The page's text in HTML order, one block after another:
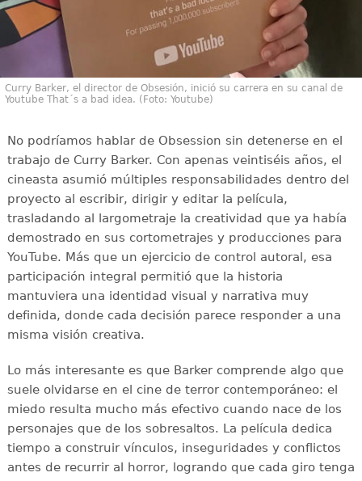
Curry Barker, el director de Obsesión, inició su carrera en su canal de
Youtube That´s a bad idea. (Foto: Youtube)
No podríamos hablar de Obsession sin detenerse en el
trabajo de Curry Barker. Con apenas veintiséis años, el
cineasta asumió múltiples responsabilidades dentro del
proyecto al escribir, dirigir y editar la película,
trasladando al largometraje la creatividad que ya había
demostrado en sus cortometrajes y producciones para
YouTube. Más que un ejercicio de control autoral, esa
participación integral permitió que la historia
mantuviera una identidad visual y narrativa muy
definida, donde cada decisión parece responder a una
misma visión creativa.
Lo más interesante es que Barker comprende algo que
suele olvidarse en el cine de terror contemporáneo: el
miedo resulta mucho más efectivo cuando nace de los
personajes que de los sobresaltos. La película dedica
tiempo a construir vínculos, inseguridades y conflictos
antes de recurrir al horror, logrando que cada giro tenga